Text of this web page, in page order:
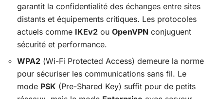
garantit la confidentialité des échanges entre sites
distants et équipements critiques. Les protocoles
actuels comme IKEv2 ou OpenVPN conjuguent
sécurité et performance.
WPA2 (Wi-Fi Protected Access) demeure la norme
pour sécuriser les communications sans fil. Le
mode PSK (Pre-Shared Key) suffit pour de petits